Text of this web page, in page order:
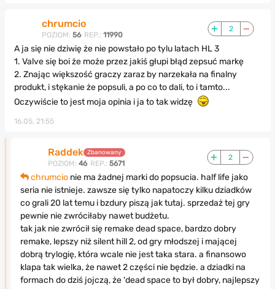
chrumcio
POZIOM: 56 REP.: 11990
2
A ja się nie dziwię że nie powstało po tylu latach HL 3
1. Valve się boi że może przez jakiś głupi błąd zepsuć markę
2. Znając większość graczy zaraz by narzekała na finalny
produkt, i stękanie że popsuli, a po co to dali, to i tamto...
Oczywiście to jest moja opinia i ja to tak widzę
16.05, 21:55
Raddek Zbanowany
POZIOM: 46 REP.: 5671
2
chrumcio nie ma żadnej marki do popsucia. half life jako
seria nie istnieje. zawsze się tylko napatoczy kilku dziadków
co grali 20 lat temu i bzdury piszą jak tutaj. sprzedaż tej gry
pewnie nie zwróciłaby nawet budżetu.
tak jak nie zwrócił się remake dead space, bardzo dobry
remake, lepszy niż silent hill 2, od gry młodszej i mającej
dobrą trylogię, która wcale nie jest taka stara. a finansowo
klapa tak wielka, że nawet 2 części nie będzie. a dziadki na
formach do dziś jojczą, że 'dead space to był dobry, najlepszy